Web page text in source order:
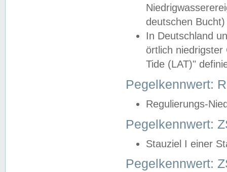
deutschen
In Deutschland
örtlich
Tide (LAT)"
Pegelkennwert:
Regulierungs-
Pegelkennwert:
Stauziel I einer
Pegelkennwert: